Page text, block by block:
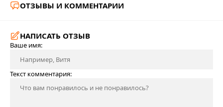
ОТЗЫВЫ И КОММЕНТАРИИ
НАПИСАТЬ ОТЗЫВ
Ваше имя:
Текст комментария: